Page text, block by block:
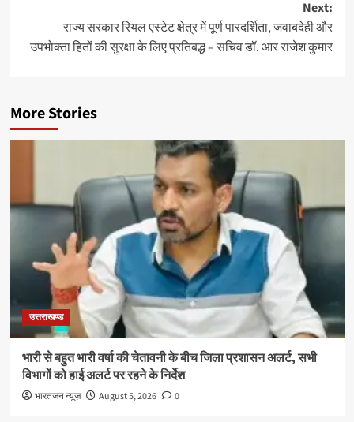
Next:
राज्य सरकार रियल एस्टेट क्षेत्र में पूर्ण पारदर्शिता, जवाबदेही और
उपभोक्ता हितों की सुरक्षा के लिए प्रतिबद्ध – सचिव डॉ. आर राजेश कुमार
More Stories
उत्तराखण्ड
भारी से बहुत भारी वर्षा की चेतावनी के बीच जिला प्रशासन अलर्ट, सभी
विभागों को हाई अलर्ट पर रहने के निर्देश
भारतजन न्यूज़ August 5, 2026 0